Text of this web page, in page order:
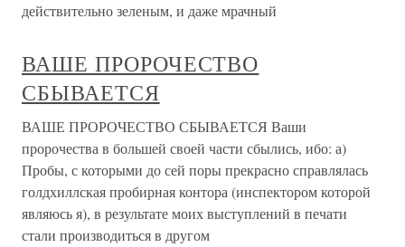
действительно зеленым, и даже мрачный
ВАШЕ ПРОРОЧЕСТВО
СБЫВАЕТСЯ
ВАШЕ ПРОРОЧЕСТВО СБЫВАЕТСЯ Ваши
пророчества в большей своей части сбылись, ибо: а)
Пробы, с которыми до сей поры прекрасно справлялась
голдхиллская пробирная контора (инспектором которой
являюсь я), в результате моих выступлений в печати
стали производиться в другом